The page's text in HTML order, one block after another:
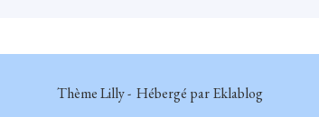
Thème Lilly - Hébergé parEklablog